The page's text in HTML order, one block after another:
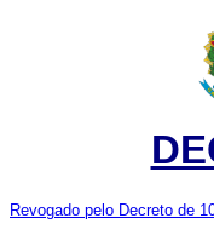
Revogado pelo Decreto de